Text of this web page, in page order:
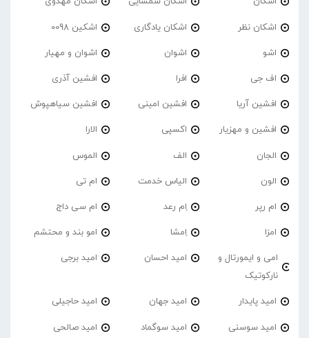
اشکان نظر اشکان یادگاری اشکین 0098
اشو اشوان اشوان و مهیار
اف جی افرا افشین آذری
افشین آریا افشین امینی افشین سیاهپوش
افشین و مهزیار اکسپی الارا
الجان الف الموس
الون الیاس خدمت ام تی
ام رپر اِم رعد ام سی داج
امزا اِمشا امو بند و محتشم
امی و ایمورتال و
نارکوتیک
امید احسان امید برجی
امید پایدار امید جهان امید حاجیلی
امید سوسنی امید سوگماد امید صالحی